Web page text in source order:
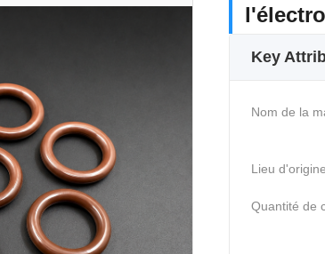
Key
Nom de la
Lieu
Quantité de